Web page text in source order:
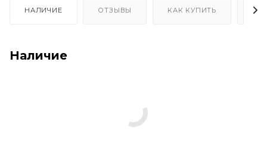
НАЛИЧИЕ ОТЗЫВЫ КАК КУПИТЬ
Наличие